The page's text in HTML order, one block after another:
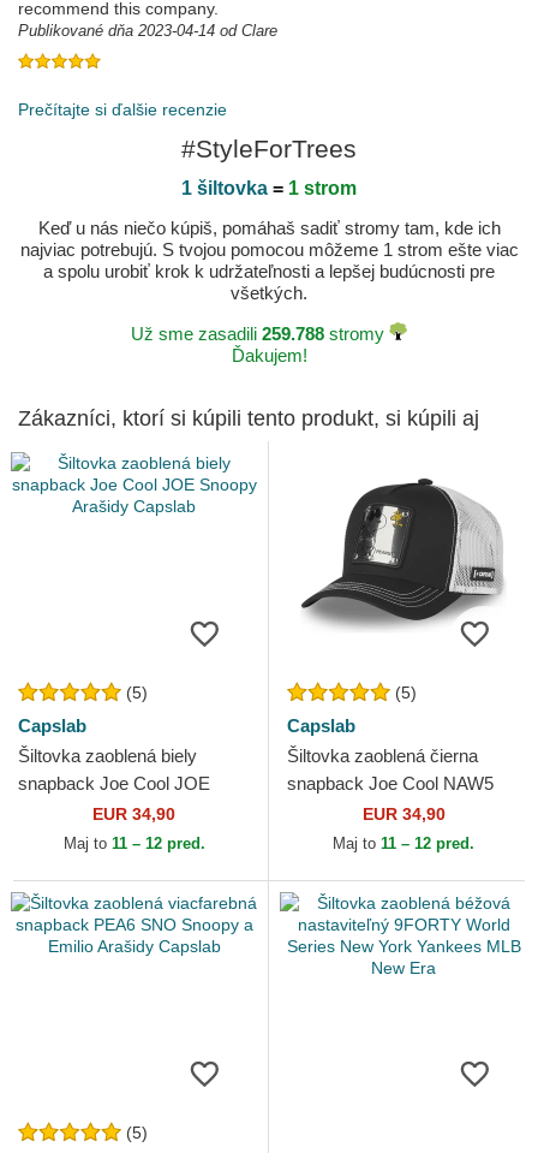
recommend this company.
Publikované dňa 2023-04-14 od Clare
Prečítajte si ďalšie recenzie
#StyleForTrees
1 šiltovka = 1 strom
Keď u nás niečo kúpiš, pomáhaš sadiť stromy tam, kde ich
najviac potrebujú. S tvojou pomocou môžeme 1 strom ešte viac
a spolu urobiť krok k udržateľnosti a lepšej budúcnosti pre
všetkých.
Už sme zasadili 259.788 stromy
Ďakujem!
Zákazníci, ktorí si kúpili tento produkt, si kúpili aj
(5)
Capslab
Šiltovka zaoblená biely
snapback Joe Cool JOE
Snoopy Arašidy Capslab
EUR 34,90
Maj to 11 – 12 pred.
(5)
Capslab
Šiltovka zaoblená čierna
snapback Joe Cool NAW5
Snoopy Arašidy Capslab
EUR 34,90
Maj to 11 – 12 pred.
(5)